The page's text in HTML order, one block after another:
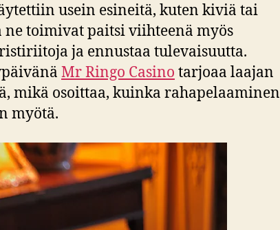
usein esineitä, kuten kiviä tai
ne toimivat paitsi viihteenä myös
ja ennustaa tulevaisuutta.
Mr Ringo Casino tarjoaa laajan
mikä osoittaa, kuinka rahapelaaminen
myötä.